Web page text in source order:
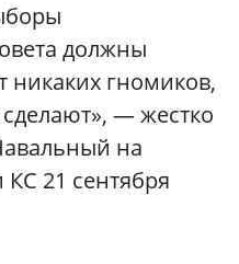
должны
никаких гномиков,
— жестко
на
21 сентября